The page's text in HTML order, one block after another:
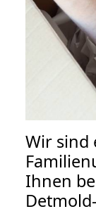
Wir sind
Ihnen